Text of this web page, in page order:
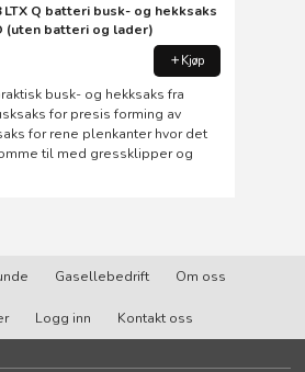
LTX Q batteri busk- og hekksaks
(uten batteri og lader)
Kjøp
busk- og hekksaks fra
for presis forming av
for rene plenkanter hvor det
til med gressklipper og
Gasellebedrift Om oss
Logg inn Kontakt oss